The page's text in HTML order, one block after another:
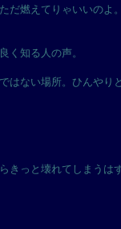
だ燃えてりゃいいのよ
く知る人の声。
はない場所。ひんやり
きっと壊れてしまうは